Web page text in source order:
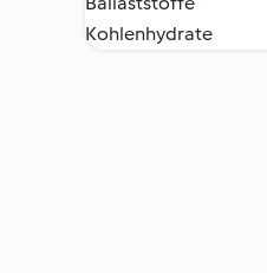
Kohlenhydrate